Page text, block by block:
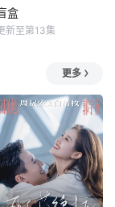
盒
新至第13集
更多